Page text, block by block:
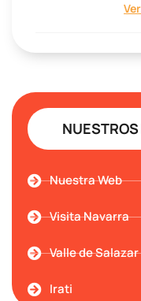
Nuestra Web
Visita Navarra
Valle de Salazar
Irati